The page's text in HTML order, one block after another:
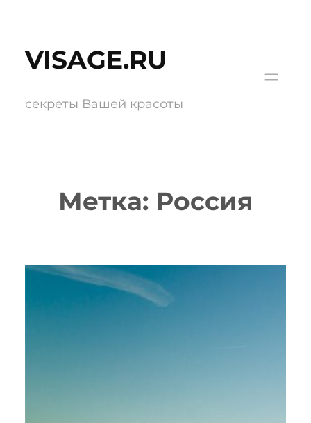
содержимому
VISAGE.RU
секреты Вашей красоты
Метка: Россия